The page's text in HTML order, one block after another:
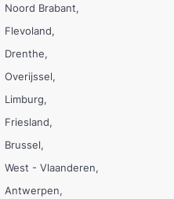
Noord Brabant
Flevoland
Drenthe
Overijssel
Limburg
Friesland
Brussel
West - Vlaanderen
Antwerpen